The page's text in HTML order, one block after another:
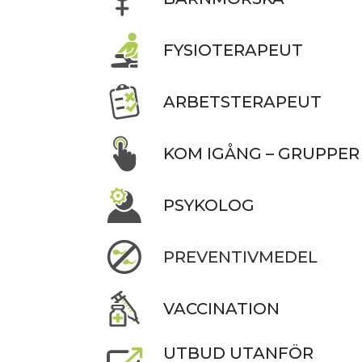
FYSIOTERAPEUT
ARBETSTERAPEUT
KOM IGÅNG – GRUPPER
PSYKOLOG
PREVENTIVMEDEL
VACCINATION
UTBUD UTANFÖR